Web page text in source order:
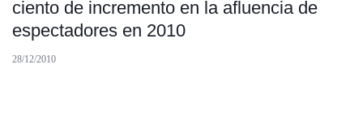
ciento de incremento en la afluencia de
espectadores en 2010
28/12/2010